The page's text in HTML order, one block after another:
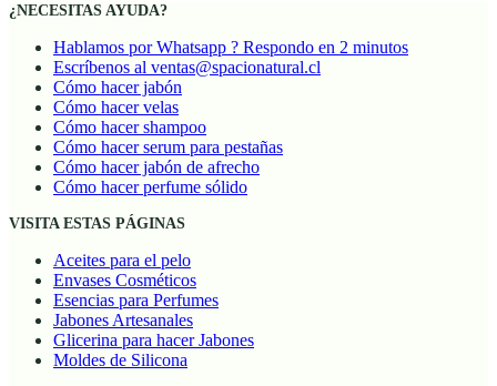
¿NECESITAS AYUDA?
Hablamos por Whatsapp ? Respondo en 2 minutos
Escríbenos al ventas@spacionatural.cl
Cómo hacer jabón
Cómo hacer velas
Cómo hacer shampoo
Cómo hacer serum para pestañas
Cómo hacer jabón de afrecho
Cómo hacer perfume sólido
VISITA ESTAS PÁGINAS
Aceites para el pelo
Envases Cosméticos
Esencias para Perfumes
Jabones Artesanales
Glicerina para hacer Jabones
Moldes de Silicona